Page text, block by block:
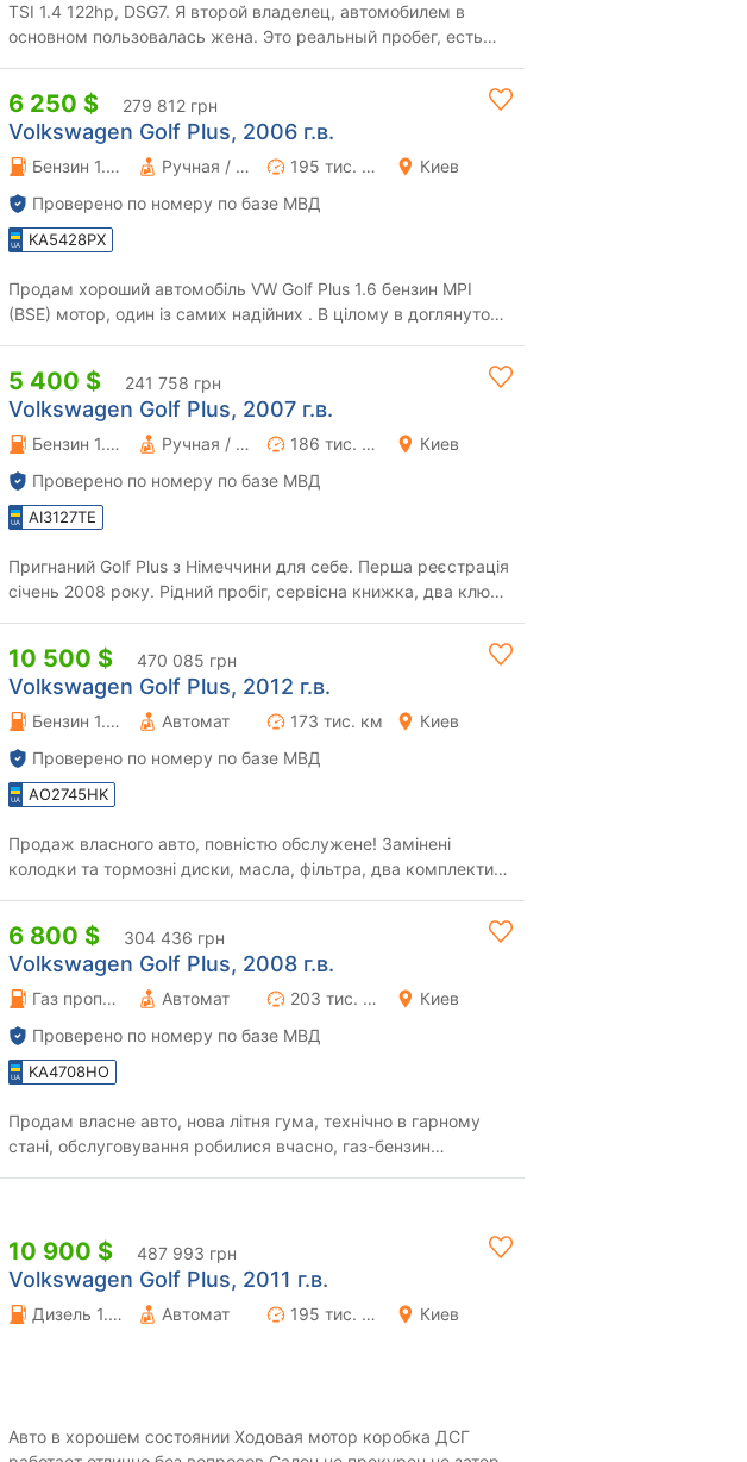
TSI 1.4 122hp, DSG7. Я второй владелец, автомобилем в
основном пользовалась жена. Это реальный пробег, есть
6 250 $ 279 812 грн
Volkswagen Golf Plus, 2006 г.в.
Бензин 1.6 л. Ручная / Механика 195 тис. км
Киев
Проверено по номеру по базе МВД
KA5428PX
Продам хороший автомобіль VW Golf Plus 1.6 бензин MPI
(BSE) мотор, один із самих надійних . В цілому в доглянутому
5 400 $ 241 758 грн
Volkswagen Golf Plus, 2007 г.в.
Бензин 1.4 л. Ручная / Механика 186 тис. км
Киев
Проверено по номеру по базе МВД
AI3127TE
Пригнаний Golf Plus з Німеччини для себе. Перша реєстрація
січень 2008 року. Рідний пробіг, сервісна книжка, два ключі,
10 500 $ 470 085 грн
Volkswagen Golf Plus, 2012 г.в.
Бензин 1.39 л. Автомат 173 тис. км
Киев
Проверено по номеру по базе МВД
AO2745HK
Продаж власного авто, повністю обслужене! Замінені
колодки та тормозні диски, масла, фільтра, два комплекти
6 800 $ 304 436 грн
Volkswagen Golf Plus, 2008 г.в.
Газ пропан-бутан \ Бензин 1.6 л. Автомат 203 тис. км
Киев
Проверено по номеру по базе МВД
KA4708HO
Продам власне авто, нова літня гума, технічно в гарному
стані, обслуговування робилися вчасно, газ-бензин
10 900 $ 487 993 грн
Volkswagen Golf Plus, 2011 г.в.
Дизель 1.6 л. Автомат 195 тис. км Киев
Авто в хорошем состоянии Ходовая мотор коробка ДСГ